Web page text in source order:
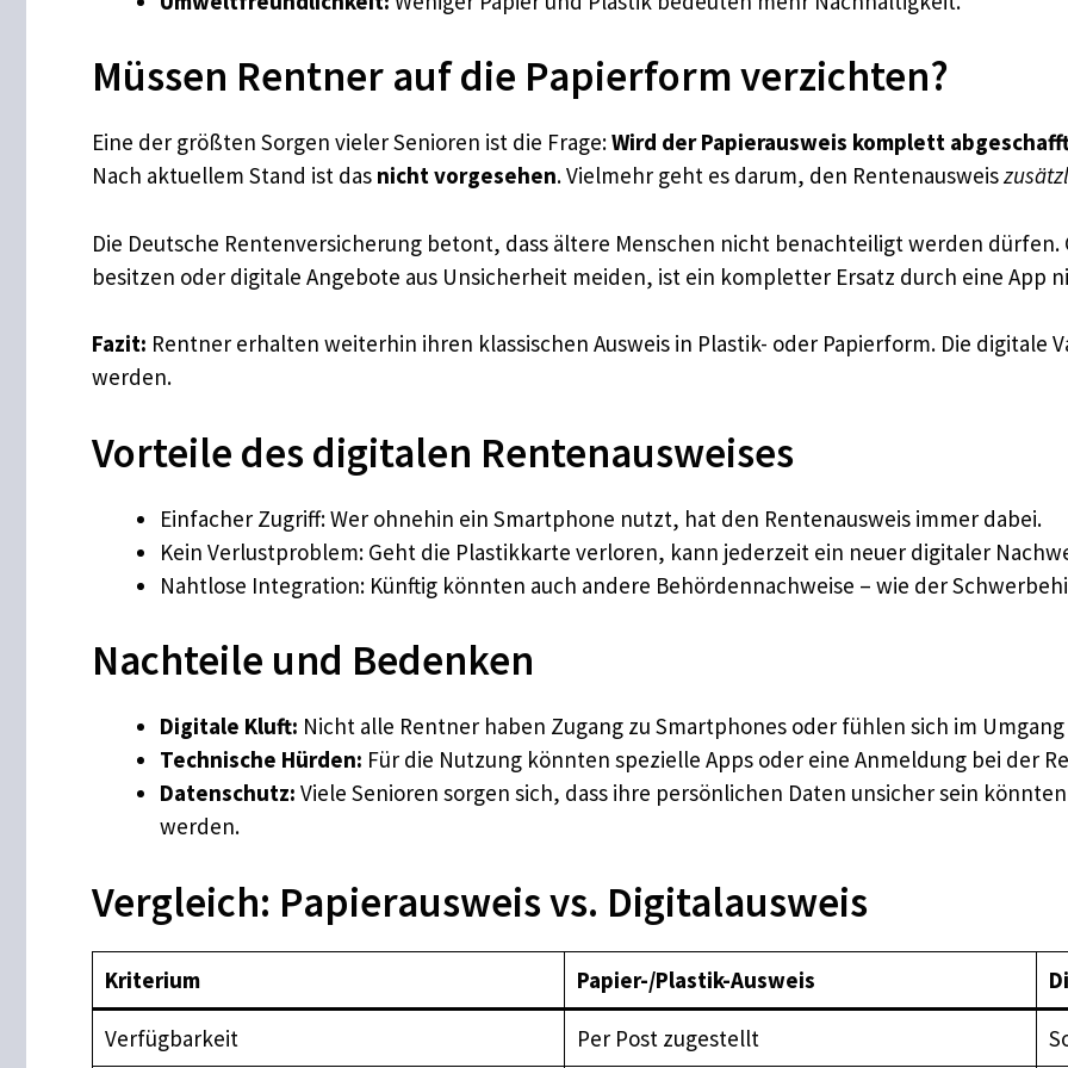
Müssen Rentner auf die Papierform verzichten?
Eine der größten Sorgen vieler Senioren ist die Frage:Wird der Papierausweis komplett
Nach aktuellem Stand ist das nicht vorgesehen. Vielmehr geht es darum, den Rentenausweis
Die Deutsche Rentenversicherung betont, dass ältere Menschen nicht benachteiligt werden
besitzen oder digitale Angebote aus Unsicherheit meiden, ist ein kompletter Ersatz durch eine App
Fazit: Rentner erhalten weiterhin ihren klassischen Ausweis in Plastik- oder Papierform. Die digitale
werden.
Vorteile des digitalen Rentenausweises
Einfacher Zugriff: Wer ohnehin ein Smartphone nutzt, hat den Rentenausweis immer dabei.
Kein Verlustproblem: Geht die Plastikkarte verloren, kann jederzeit ein neuer digitaler
Nahtlose Integration: Künftig könnten auch andere Behördennachweise – wie der
Nachteile und Bedenken
Digitale Kluft: Nicht alle Rentner haben Zugang zu Smartphones oder fühlen sich im
Technische Hürden: Für die Nutzung könnten spezielle Apps oder eine Anmeldung bei der
Datenschutz: Viele Senioren sorgen sich, dass ihre persönlichen Daten unsicher sein
werden.
Vergleich: Papierausweis vs. Digitalausweis
Kriterium Papier-/Plastik-Ausweis
Verfügbarkeit Per Post zugestellt